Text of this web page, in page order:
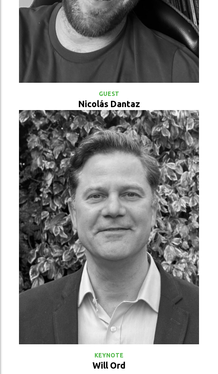
GUEST
Nicolás Dantaz
KEYNOTE
Will Ord